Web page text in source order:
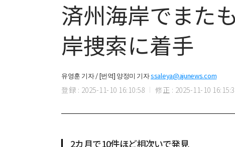
済州海岸でまた
岸捜索に着手
유영훈 기자 / [번역] 양정미 기자ssaleya@ajunews.com
登録 : 2025-11-10 16:10:58 修正 : 2025-11-10
2カ月で10件ほど相次いで発見